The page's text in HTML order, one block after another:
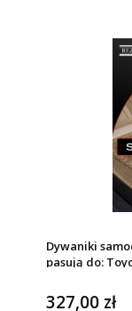
Dywaniki
pasują do:
327,00 zł